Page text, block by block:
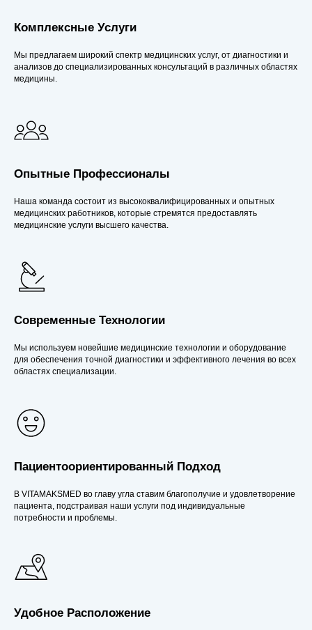
Комплексные Услуги
Мы предлагаем широкий спектр медицинских услуг, от диагностики и
анализов до специализированных консультаций в различных областях
медицины.
Опытные Профессионалы
Наша команда состоит из высококвалифицированных и опытных
медицинских работников, которые стремятся предоставлять
медицинские услуги высшего качества.
Современные Технологии
Мы используем новейшие медицинские технологии и оборудование
для обеспечения точной диагностики и эффективного лечения во всех
областях специализации.
Пациентоориентированный Подход
В VITAMAKSMED во главу угла ставим благополучие и удовлетворение
пациента, подстраивая наши услуги под индивидуальные
потребности и проблемы.
Удобное Расположение